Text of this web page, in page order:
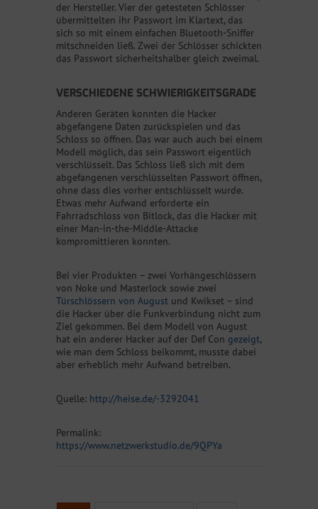
der Hersteller. Vier der getesteten Schlösser
übermittelten ihr Passwort im Klartext, das
sich so mit einem einfachen Bluetooth-Sniffer
mitschneiden ließ. Zwei der Schlösser schickten
das Passwort sicherheitshalber gleich zweimal.
VERSCHIEDENE SCHWIERIGKEITSGRADE
Anderen Geräten konnten die Hacker
abgefangene Daten zurückspielen und das
Schloss so öffnen. Das war auch auch bei einem
Modell möglich, das sein Passwort eigentlich
verschlüsselt. Das Schloss ließ sich mit dem
abgefangenen verschlüsselten Passwort öffnen,
ohne dass dies vorher entschlüsselt wurde.
Etwas mehr Aufwand erforderte ein
Fahrradschloss von Bitlock, das die Hacker mit
einer Man-in-the-Middle-Attacke
kompromittieren konnten.
Bei vier Produkten – zwei Vorhängeschlössern
von Noke und Masterlock sowie zwei
Türschlössern von August und Kwikset – sind
die Hacker über die Funkverbindung nicht zum
Ziel gekommen. Bei dem Modell von August
hat ein anderer Hacker auf der Def Con gezeigt,
wie man dem Schloss beikommt, musste dabei
aber erheblich mehr Aufwand betreiben.
Quelle: http://heise.de/-3292041
Permalink:
https://www.netzwerkstudio.de/9QPYa